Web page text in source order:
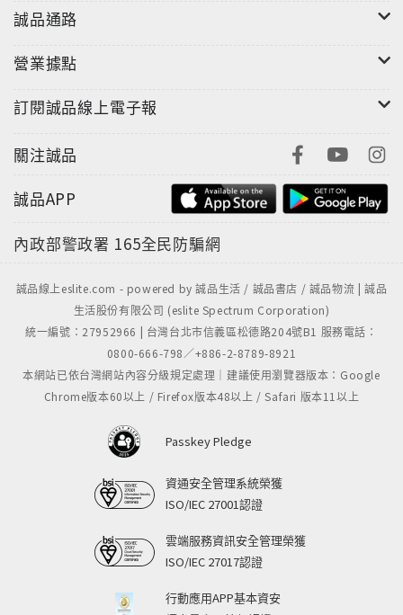
誠品通路
營業據點
訂閱誠品線上電子報
關注誠品
誠品APP
內政部警政署 165全民防騙網
誠品線上eslite.com - powered by 誠品生活 / 誠品書店 / 誠品物流 | 誠品
生活股份有限公司 (eslite Spectrum Corporation)
統一編號：27952966 | 台灣台北市信義區松德路204號B1 服務電話：
0800-666-798／+886-2-8789-8921
本網站已依台灣網站內容分級規定處理｜建議使用瀏覽器版本：Google
Chrome版本60以上 / Firefox版本48以上 / Safari 版本11以上
Passkey Pledge
資通安全管理系統榮獲
ISO/IEC 27001認證
雲端服務資訊安全管理榮獲
ISO/IEC 27017認證
行動應用APP基本資安